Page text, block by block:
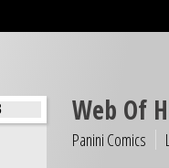
Web Of
Panini Comics